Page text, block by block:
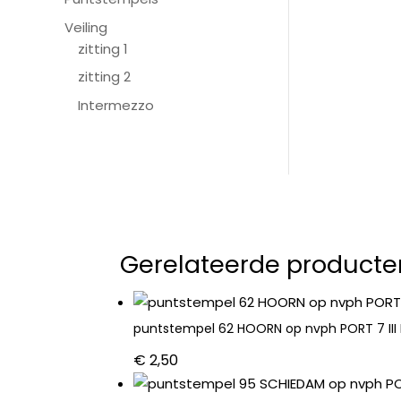
Veiling
zitting 1
zitting 2
Intermezzo
Gerelateerde
puntstempel 62 HOORN op nvph PORT 7 III
€ 2,50